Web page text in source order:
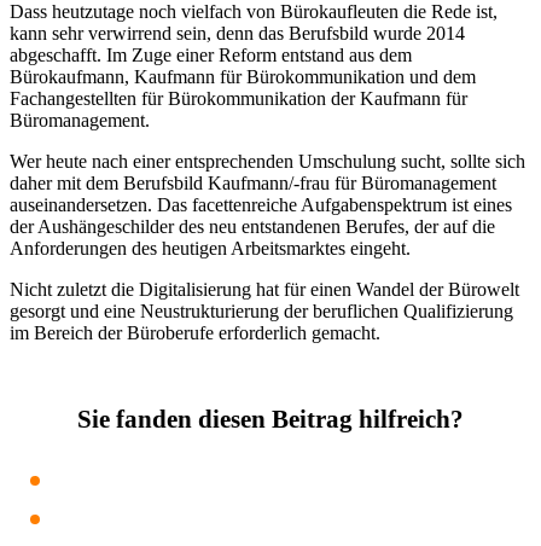
Dass heutzutage noch vielfach von Bürokaufleuten die Rede ist,
kann sehr verwirrend sein, denn das Berufsbild wurde 2014
abgeschafft. Im Zuge einer Reform entstand aus dem
Bürokaufmann, Kaufmann für Bürokommunikation und dem
Fachangestellten für Bürokommunikation der Kaufmann für
Büromanagement.
Wer heute nach einer entsprechenden Umschulung sucht, sollte sich
daher mit dem Berufsbild Kaufmann/-frau für Büromanagement
auseinandersetzen. Das facettenreiche Aufgabenspektrum ist eines
der Aushängeschilder des neu entstandenen Berufes, der auf die
Anforderungen des heutigen Arbeitsmarktes eingeht.
Nicht zuletzt die Digitalisierung hat für einen Wandel der Bürowelt
gesorgt und eine Neustrukturierung der beruflichen Qualifizierung
im Bereich der Büroberufe erforderlich gemacht.
Sie fanden diesen Beitrag hilfreich?